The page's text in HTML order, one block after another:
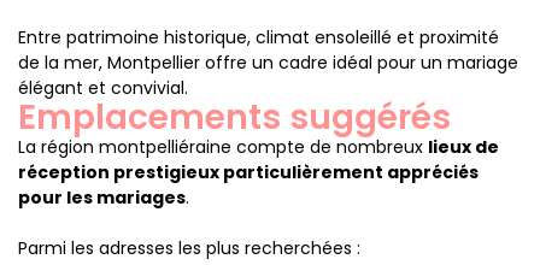
Entre patrimoine historique, climat ensoleillé et proximité
de la mer, Montpellier offre un cadre idéal pour un mariage
élégant et convivial.
Emplacements suggérés
La région montpelliéraine compte de nombreux lieux de
réception prestigieux particulièrement appréciés
pour les mariages.
Parmi les adresses les plus recherchées :